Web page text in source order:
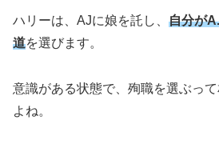
ハリーは、 AJに娘を託し 自分が
道を選びます。
意識がある状態で、殉職を選ぶっ
よね。